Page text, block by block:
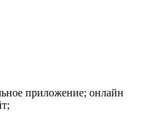
приложение; онлайн